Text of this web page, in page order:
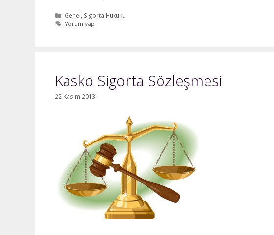
Kategoriler
Genel, Sigorta Hukuku
Yorum yap
Kasko Sigorta Sözleşmesi
22 Kasım 2013